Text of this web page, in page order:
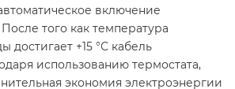
включение
того как температура
+15 °С кабель
использованию термостата,
экономия электроэнергии